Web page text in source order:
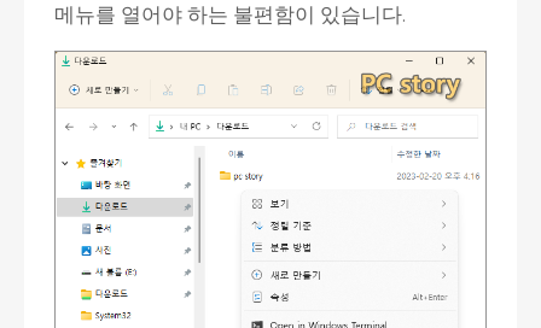
메뉴를 열어야 하는 불편함이 있습니다.